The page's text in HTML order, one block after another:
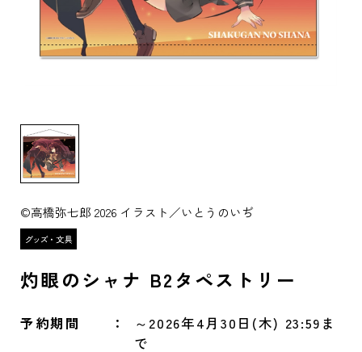
©高橋弥七郎 2026 イラスト／いとうのいぢ
灼眼のシャナ B2タペストリー
予約期間
～2026年4月30日(木) 23:59ま
で